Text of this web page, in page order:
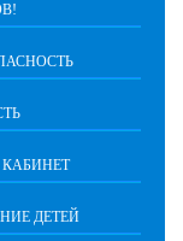
ДЕТЕЙ